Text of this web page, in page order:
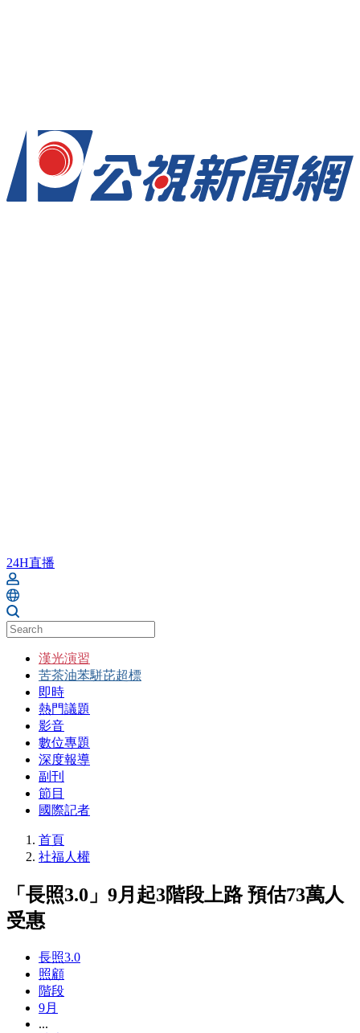
24H直播
漢光演習
苦茶油苯駢芘超標
即時
熱門議題
影音
數位專題
深度報導
副刊
節目
國際記者
首頁
社福人權
「長照3.0」9月起3階段上路 預估73萬人
受惠
長照3.0
照顧
階段
9月
...